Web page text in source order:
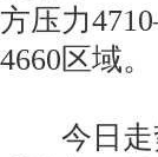
方压力
4660区域。
今日走势